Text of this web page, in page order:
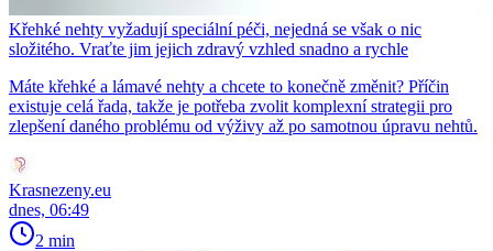
Křehké nehty vyžadují speciální péči, nejedná se však o nic
složitého. Vraťte jim jejich zdravý vzhled snadno a rychle
Máte křehké a lámavé nehty a chcete to konečně změnit? Příčin
existuje celá řada, takže je potřeba zvolit komplexní strategii pro
zlepšení daného problému od výživy až po samotnou úpravu nehtů.
Krasnezeny.eu
dnes, 06:49
2 min